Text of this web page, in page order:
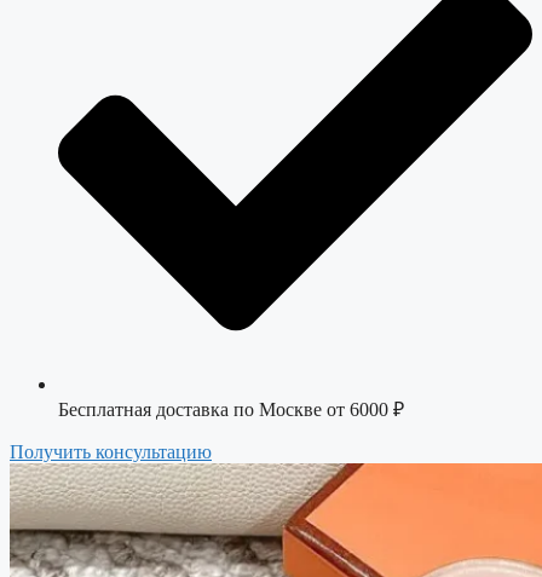
Бесплатная доставка по Москве от 6000 ₽
Получить консультацию